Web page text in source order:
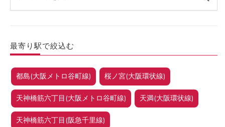
最寄り駅で絞込む
都島(大阪メトロ谷町線) 桜ノ宮(大阪環状線)
天神橋筋六丁目(大阪メトロ谷町線) 天満(大阪環状線)
天神橋筋六丁目(阪急千里線)